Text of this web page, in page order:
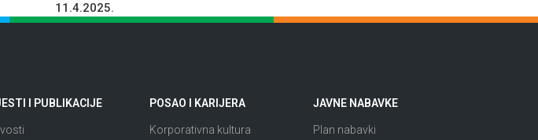
11.4.2025.
I PUBLIKACIJE POSAO I KARIJERA
Korporativna kultura
JAVNE NABAVKE
Plan nabavki